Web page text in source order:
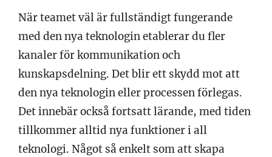
När teamet väl är fullständigt fungerande
med den nya teknologin etablerar du fler
kanaler för kommunikation och
kunskapsdelning. Det blir ett skydd mot att
den nya teknologin eller processen förlegas.
Det innebär också fortsatt lärande, med tiden
tillkommer alltid nya funktioner i all
teknologi. Något så enkelt som att skapa